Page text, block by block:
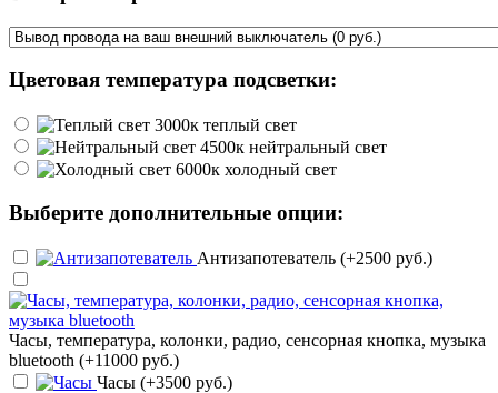
Цветовая температура подсветки:
теплый свет
нейтральный свет
холодный свет
Выберите дополнительные опции:
Антизапотеватель (+2500 руб.)
Часы, температура, колонки, радио, сенсорная кнопка, музыка
bluetooth (+11000 руб.)
Часы (+3500 руб.)